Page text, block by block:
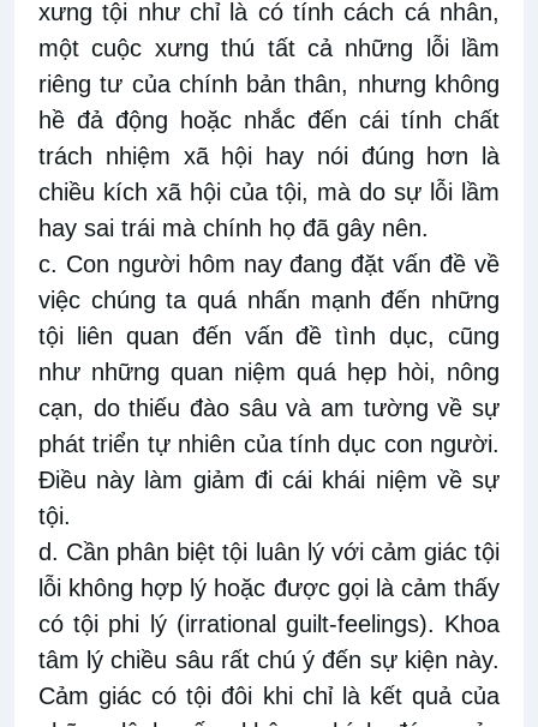
xưng tội như chỉ là có tính cách cá nhân,
một cuộc xưng thú tất cả những lỗi lầm
riêng tư của chính bản thân, nhưng không
hề đả động hoặc nhắc đến cái tính chất
trách nhiệm xã hội hay nói đúng hơn là
chiều kích xã hội của tội, mà do sự lỗi lầm
hay sai trái mà chính họ đã gây nên.
c. Con người hôm nay đang đặt vấn đề về
việc chúng ta quá nhấn mạnh đến những
tội liên quan đến vấn đề tình dục, cũng
như những quan niệm quá hẹp hòi, nông
cạn, do thiếu đào sâu và am tường về sự
phát triển tự nhiên của tính dục con người.
Điều này làm giảm đi cái khái niệm về sự
tội.
d. Cần phân biệt tội luân lý với cảm giác tội
lỗi không hợp lý hoặc được gọi là cảm thấy
có tội phi lý (irrational guilt-feelings). Khoa
tâm lý chiều sâu rất chú ý đến sự kiện này.
Cảm giác có tội đôi khi chỉ là kết quả của